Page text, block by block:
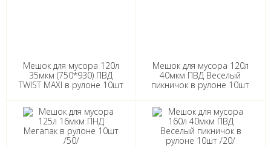
Мешок для мусора 120л
35мкм (750*930) ПВД
TWIST MAXI в рулоне 10шт
Мешок для мусора 120л
40мкм ПВД Веселый
пикничок в рулоне 10шт